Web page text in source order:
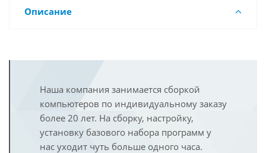
Описание
Наша компания занимается сборкой
компьютеров по индивидуальному заказу
более 20 лет. На сборку, настройку,
установку базового набора программ у
нас уходит чуть больше одного часа.